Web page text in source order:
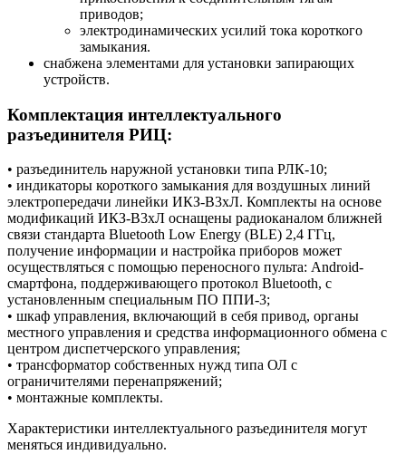
приводов;
электродинамических усилий тока короткого
замыкания.
снабжена элементами для установки запирающих
устройств.
Комплектация интеллектуального
разъединителя РИЦ:
• разъединитель наружной установки типа РЛК-10;
• индикаторы короткого замыкания для воздушных линий
электропередачи линейки ИКЗ-В3хЛ. Комплекты на основе
модификаций ИКЗ-В3хЛ оснащены радиоканалом ближней
связи стандарта Bluetooth Low Energy (BLE) 2,4 ГГц,
получение информации и настройка приборов может
осуществляться с помощью переносного пульта: Android-
смартфона, поддерживающего протокол Bluetooth, с
установленным специальным ПО ППИ-3;
• шкаф управления, включающий в себя привод, органы
местного управления и средства информационного обмена с
центром диспетчерского управления;
• трансформатор собственных нужд типа ОЛ с
ограничителями перенапряжений;
• монтажные комплекты.
Характеристики интеллектуального разъединителя могут
меняться индивидуально.